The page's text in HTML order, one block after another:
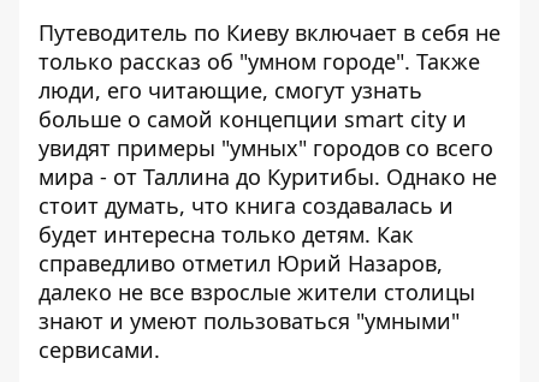
Путеводитель по Киеву включает в себя не
только рассказ об "умном городе". Также
люди, его читающие, смогут узнать
больше о самой концепции smart city и
увидят примеры "умных" городов со всего
мира - от Таллина до Куритибы. Однако не
стоит думать, что книга создавалась и
будет интересна только детям. Как
справедливо отметил Юрий Назаров,
далеко не все взрослые жители столицы
знают и умеют пользоваться "умными"
сервисами.